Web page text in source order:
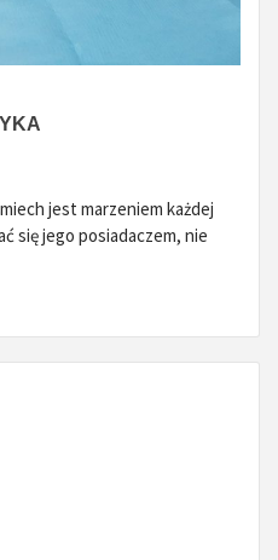
jest marzeniem każdej
się jego posiadaczem, nie